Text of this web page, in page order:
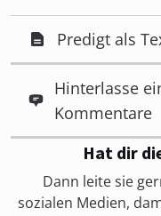
Predigt als
Hinterlasse
Kommentare
Hat dir
Dann leite sie
sozialen Medien,